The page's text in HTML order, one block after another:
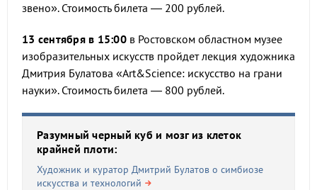
звено». Стоимость билета — 200 рублей.
13 сентября в 15:00в Ростовском областном музее
изобразительных искусств пройдет лекция художника
Дмитрия Булатова «Art&Science: искусство на грани
науки». Стоимость билета — 800 рублей.
Разумный черный куб и мозг из клеток
крайней плоти:
Художник и куратор Дмитрий Булатов о симбиозе
искусства и технологий